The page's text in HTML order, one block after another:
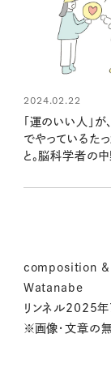
2024.02.22
「運のいい人」
でやっているた
と。脳科学者の
composition &
Watanabe
リンネル2025年
※画像・文章の